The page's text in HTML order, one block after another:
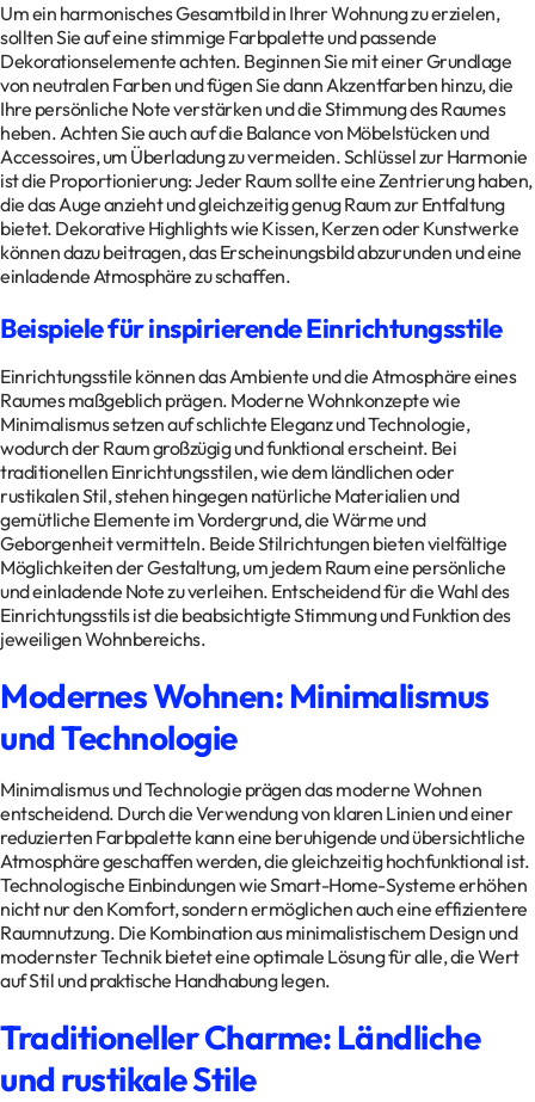
Um ein harmonisches Gesamtbild in Ihrer Wohnung zu erzielen,
sollten Sie auf eine stimmige Farbpalette und passende
Dekorationselemente achten. Beginnen Sie mit einer Grundlage
von neutralen Farben und fügen Sie dann Akzentfarben hinzu, die
Ihre persönliche Note verstärken und die Stimmung des Raumes
heben. Achten Sie auch auf die Balance von Möbelstücken und
Accessoires, um Überladung zu vermeiden. Schlüssel zur Harmonie
ist die Proportionierung: Jeder Raum sollte eine Zentrierung haben,
die das Auge anzieht und gleichzeitig genug Raum zur Entfaltung
bietet. Dekorative Highlights wie Kissen, Kerzen oder Kunstwerke
können dazu beitragen, das Erscheinungsbild abzurunden und eine
einladende Atmosphäre zu schaffen.
Beispiele für inspirierende Einrichtungsstile
Einrichtungsstile können das Ambiente und die Atmosphäre eines
Raumes maßgeblich prägen. Moderne Wohnkonzepte wie
Minimalismus setzen auf schlichte Eleganz und Technologie,
wodurch der Raum großzügig und funktional erscheint. Bei
traditionellen Einrichtungsstilen, wie dem ländlichen oder
rustikalen Stil, stehen hingegen natürliche Materialien und
gemütliche Elemente im Vordergrund, die Wärme und
Geborgenheit vermitteln. Beide Stilrichtungen bieten vielfältige
Möglichkeiten der Gestaltung, um jedem Raum eine persönliche
und einladende Note zu verleihen. Entscheidend für die Wahl des
Einrichtungsstils ist die beabsichtigte Stimmung und Funktion des
jeweiligen Wohnbereichs.
Modernes Wohnen: Minimalismus
und Technologie
Minimalismus und Technologie prägen das moderne Wohnen
entscheidend. Durch die Verwendung von klaren Linien und einer
reduzierten Farbpalette kann eine beruhigende und übersichtliche
Atmosphäre geschaffen werden, die gleichzeitig hochfunktional ist.
Technologische Einbindungen wie Smart-Home-Systeme erhöhen
nicht nur den Komfort, sondern ermöglichen auch eine effizientere
Raumnutzung. Die Kombination aus minimalistischem Design und
modernster Technik bietet eine optimale Lösung für alle, die Wert
auf Stil und praktische Handhabung legen.
Traditioneller Charme: Ländliche
und rustikale Stile